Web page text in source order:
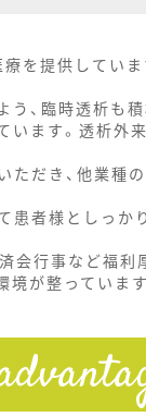
を提供していま
、臨時透析も
ます。透析外
だき、他業種
患者様としっか
行事など福利
が整っていま